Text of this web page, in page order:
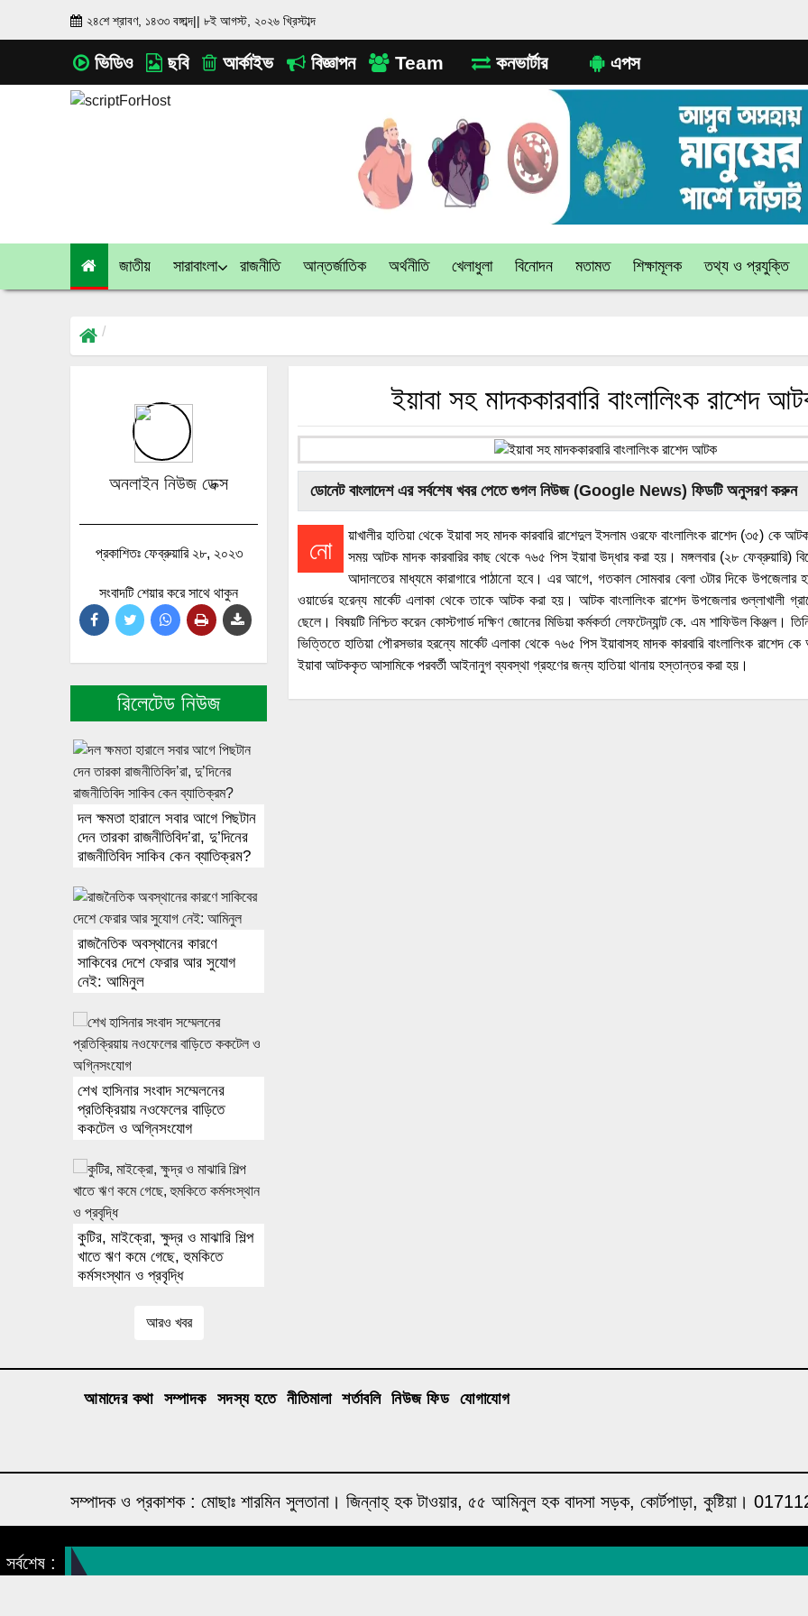
২৪শে শ্রাবণ, ১৪৩৩ বঙ্গাব্দ|| ৮ই আগস্ট, ২০২৬ খ্রিস্টাব্দ
ভিডিও ছবি আর্কাইভ বিজ্ঞাপন Team কনভার্টার এপস
জাতীয় সারাবাংলা রাজনীতি আন্তর্জাতিক অর্থনীতি খেলাধুলা বিনোদন মতামত শিক্ষামূলক তথ্য ও প্রযুক্তি
অনলাইন নিউজ ডেক্স
প্রকাশিতঃ ফেব্রুয়ারি ২৮, ২০২৩
সংবাদটি শেয়ার করে সাথে থাকুন
রিলেটেড নিউজ
দল ক্ষমতা হারালে সবার আগে পিছটান
দেন তারকা রাজনীতিবিদ’রা, দু’দিনের
রাজনীতিবিদ সাকিব কেন ব্যাতিক্রম?
রাজনৈতিক অবস্থানের কারণে
সাকিবের দেশে ফেরার আর সুযোগ
নেই: আমিনুল
শেখ হাসিনার সংবাদ সম্মেলনের
প্রতিক্রিয়ায় নওফেলের বাড়িতে
ককটেল ও অগ্নিসংযোগ
কুটির, মাইক্রো, ক্ষুদ্র ও মাঝারি শিল্প
খাতে ঋণ কমে গেছে, হুমকিতে
কর্মসংস্থান ও প্রবৃদ্ধি
আরও খবর
ইয়াবা সহ মাদককারবারি বাংলালিংক রাশেদ
ডোনেট বাংলাদেশ এর সর্বশেষ খবর পেতে গুগল নিউজ (Google News) ফিডটি অনুসরণ করুন
নো
য়াখালীর হাতিয়া থেকে ইয়াবা সহ মাদক কারবারি রাশেদুল ইসলাম ওরফে বাংলালিংক রাশেদ (৩৫) কে
সময় আটক মাদক কারবারির কাছ থেকে ৭৬৫ পিস ইয়াবা উদ্ধার করা হয়। মঙ্গলবার (২৮ ফেব্রুয়ারি)
আদালতের মাধ্যমে কারাগারে পাঠানো হবে। এর আগে, গতকাল সোমবার বেলা ৩টার দিকে উপজেলার
ওয়ার্ডের হরেন্য মার্কেট এলাকা থেকে তাকে আটক করা হয়। আটক বাংলালিংক রাশেদ উপজেলার গুল্লাখালী
ছেলে। বিষয়টি নিশ্চিত করেন কোস্টগার্ড দক্ষিণ জোনের মিডিয়া কর্মকর্তা লেফটেন্যান্ট কে. এম শাফিউল কিঞ্জল।
ভিত্তিতে হাতিয়া পৌরসভার হরন্যে মার্কেট এলাকা থেকে ৭৬৫ পিস ইয়াবাসহ মাদক কারবারি বাংলালিংক
ইয়াবা আটককৃত আসামিকে পরবর্তী আইনানুগ ব্যবস্থা গ্রহণের জন্য হাতিয়া থানায় হস্তান্তর করা হয়।
আমাদের কথা সম্পাদক সদস্য হতে নীতিমালা শর্তাবলি নিউজ ফিড যোগাযোগ
সম্পাদক ও প্রকাশক : মোছাঃ শারমিন সুলতানা। জিন্নাহ্ হক টাওয়ার, ৫৫ আমিনুল হক বাদসা সড়ক, কোর্টপাড়া, কুষ্টিয়া।
A media concern of humanity foundation
সর্বশেষ :